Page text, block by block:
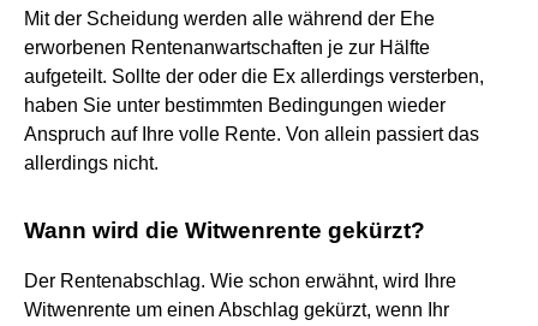
Mit der Scheidung werden alle während der Ehe
erworbenen Rentenanwartschaften je zur Hälfte
aufgeteilt. Sollte der oder die Ex allerdings versterben,
haben Sie unter bestimmten Bedingungen wieder
Anspruch auf Ihre volle Rente. Von allein passiert das
allerdings nicht.
Wann wird die Witwenrente gekürzt?
Der Rentenabschlag. Wie schon erwähnt, wird Ihre
Witwenrente um einen Abschlag gekürzt, wenn Ihr